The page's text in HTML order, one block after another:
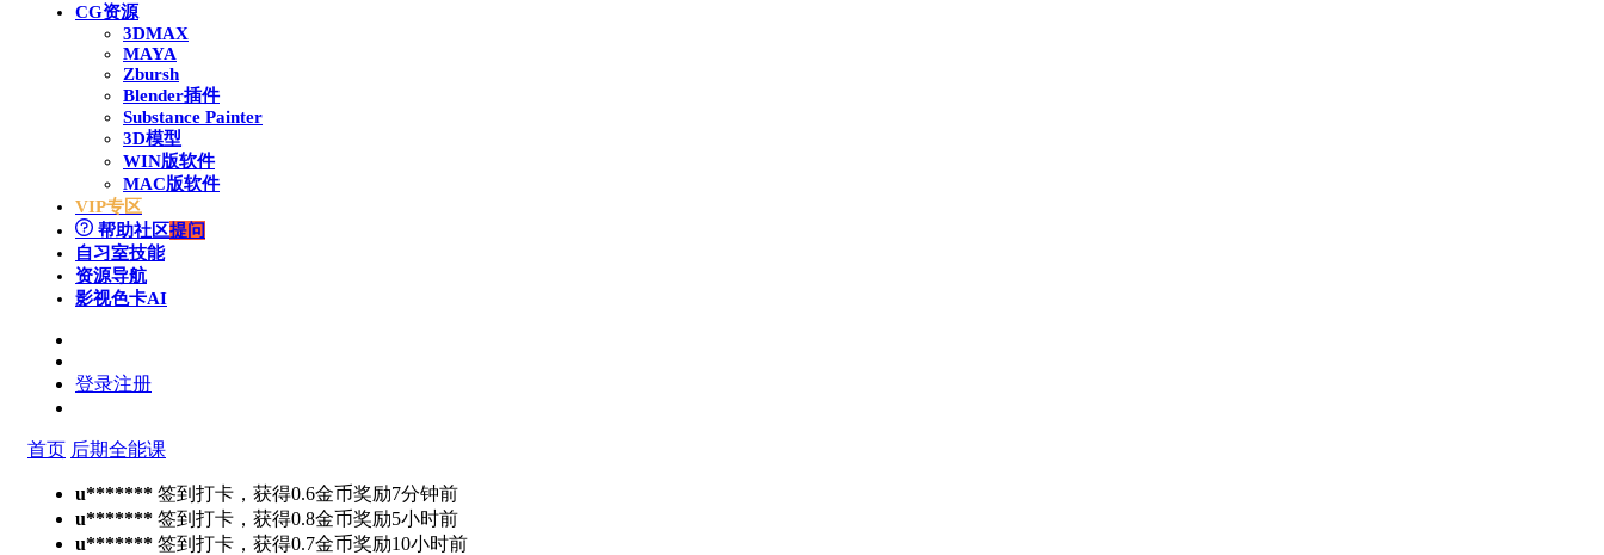
CG资源
3DMAX
MAYA
Zbursh
Blender插件
Substance Painter
3D模型
WIN版软件
MAC版软件
VIP专区
帮助社区提问
自习室技能
资源导航
影视色卡AI
登录注册
首页 后期全能课
u******* 签到打卡，获得0.6金币奖励7分钟前
u******* 签到打卡，获得0.8金币奖励5小时前
u******* 签到打卡，获得0.7金币奖励10小时前